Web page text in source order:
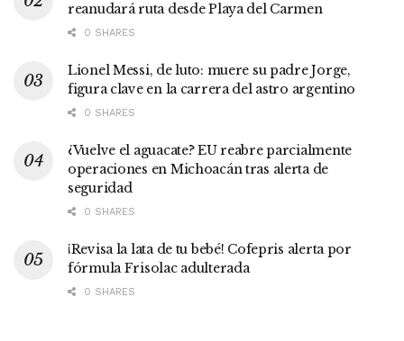
reanudará ruta desde Playa del Carmen
0 SHARES
Lionel Messi, de luto: muere su padre Jorge,
figura clave en la carrera del astro argentino
0 SHARES
¿Vuelve el aguacate? EU reabre parcialmente
operaciones en Michoacán tras alerta de
seguridad
0 SHARES
¡Revisa la lata de tu bebé! Cofepris alerta por
fórmula Frisolac adulterada
0 SHARES